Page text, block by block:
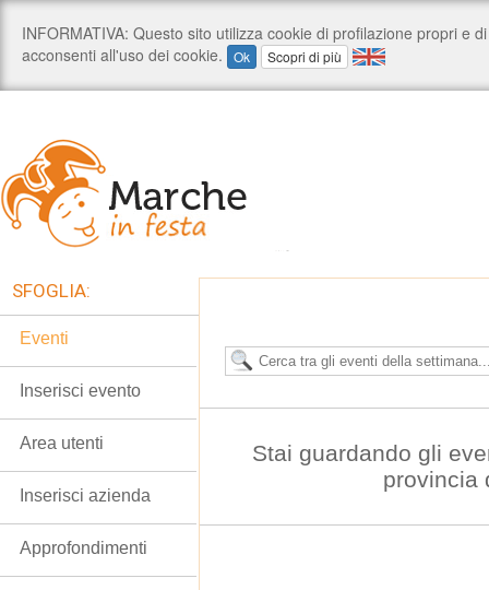
Stai guardando gli
provincia
SFOGLIA:
Eventi
Inserisci evento
Area utenti
Inserisci azienda
Approfondimenti